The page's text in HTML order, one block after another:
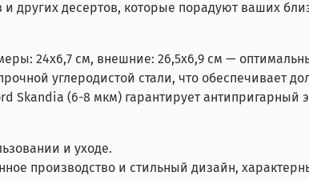
и других десертов, которые порадуют ваших
24х6,7 см, внешние: 26,5х6,9 см —
углеродистой стали, что обеспечивает
Skandia (6-8 мкм) гарантирует
и уходе.
производство и стильный дизайн,